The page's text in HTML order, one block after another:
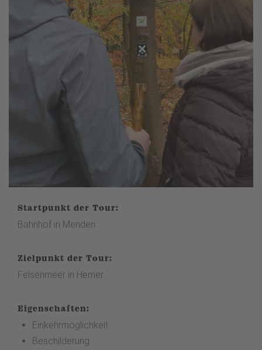
Startpunkt der Tour:
Bahnhof in Menden
Zielpunkt der Tour:
Felsenmeer in Hemer
Eigenschaften:
Einkehrmöglichkeit
Beschilderung